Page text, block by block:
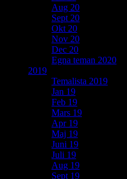
Aug 20
Sept 20
Okt 20
Nov 20
Dec 20
Egna teman 2020
2019
Temalista 2019
Jan 19
Feb 19
Mars 19
Apr 19
Maj 19
Juni 19
Juli 19
Aug 19
Sept 19